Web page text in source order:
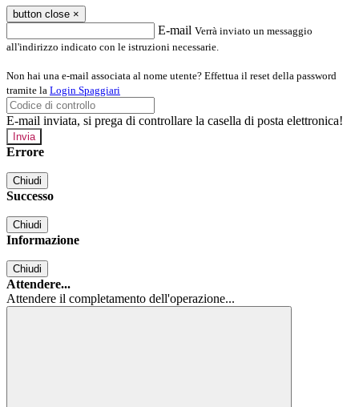
button close ×
E-mail Verrà inviato un messaggio
all'indirizzo indicato con le istruzioni necessarie.
Non hai una e-mail associata al nome utente? Effettua il reset della password
tramite la Login Spaggiari
E-mail inviata, si prega di controllare la casella di posta elettronica!
Errore
Chiudi
Successo
Chiudi
Informazione
Chiudi
Attendere...
Attendere il completamento dell'operazione...